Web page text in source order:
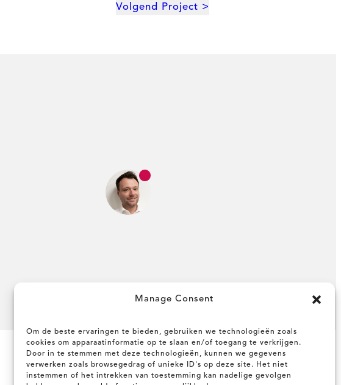
Manage Consent
Om de beste ervaringen te bieden, gebruiken we technologieën zoals
cookies om apparaatinformatie op te slaan en/of toegang te verkrijgen.
Door in te stemmen met deze technologieën, kunnen we gegevens
verwerken zoals browsegedrag of unieke ID's op deze site. Het niet
instemmen of het intrekken van toestemming kan nadelige gevolgen
Volgend Project >